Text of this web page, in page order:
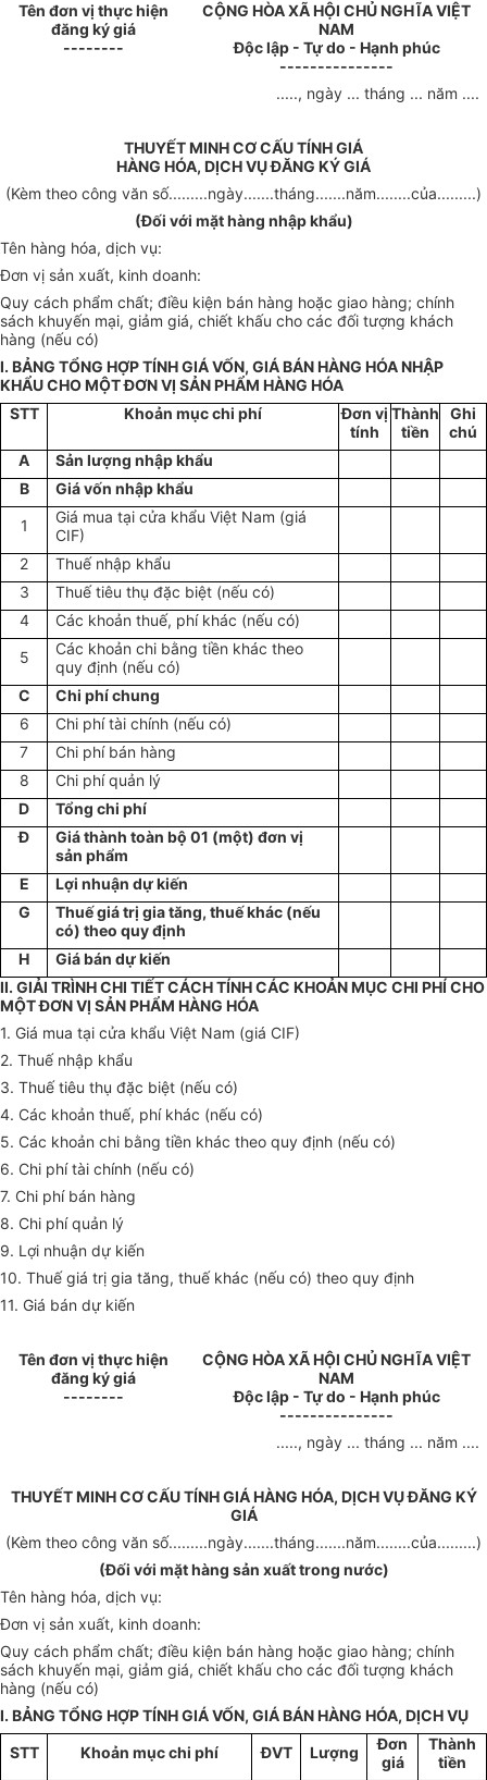
Tên đơn vị thực hiện
đăng ký giá
--------
CỘNG HÒA XÃ HỘI CHỦ NGHĨA VIỆT
NAM
Độc lập - Tự do - Hạnh phúc
---------------
....., ngày ... tháng ... năm ....
THUYẾT MINH CƠ CẤU TÍNH GIÁ
HÀNG HÓA, DỊCH VỤ ĐĂNG KÝ GIÁ
(Kèm theo công văn số.........ngày.......tháng.......năm........của.........)
(Đối với mặt hàng nhập khẩu)
Tên hàng hóa, dịch vụ:
Đơn vị sản xuất, kinh doanh:
Quy cách phẩm chất; điều kiện bán hàng hoặc giao hàng; chính
sách khuyến mại, giảm giá, chiết khấu cho các đối tượng khách
hàng (nếu có)
I. BẢNG TỔNG HỢP TÍNH GIÁ VỐN, GIÁ BÁN HÀNG HÓA NHẬP
KHẨU CHO MỘT ĐƠN VỊ SẢN PHẨM HÀNG HÓA
STT
Khoản mục chi phí
Đơn vị
tính
Thành
tiền
Ghi
chú
A
Sản lượng nhập khẩu
B
Giá vốn nhập khẩu
1
Giá mua tại cửa khẩu Việt Nam (giá
CIF)
2
Thuế nhập khẩu
3
Thuế tiêu thụ đặc biệt (nếu có)
4
Các khoản thuế, phí khác (nếu có)
5
Các khoản chi bằng tiền khác theo
quy định (nếu có)
C
Chi phí chung
6
Chi phí tài chính (nếu có)
7
Chi phí bán hàng
8
Chi phí quản lý
D
Tổng chi phí
Đ
Giá thành toàn bộ 01 (một) đơn vị
sản phẩm
E
Lợi nhuận dự kiến
G
Thuế giá trị gia tăng, thuế khác (nếu
có) theo quy định
H
Giá bán dự kiến
II. GIẢI TRÌNH CHI TIẾT CÁCH TÍNH CÁC KHOẢN MỤC CHI PHÍ CHO
MỘT ĐƠN VỊ SẢN PHẨM HÀNG HÓA
1. Giá mua tại cửa khẩu Việt Nam (giá CIF)
2. Thuế nhập khẩu
3. Thuế tiêu thụ đặc biệt (nếu có)
4. Các khoản thuế, phí khác (nếu có)
5. Các khoản chi bằng tiền khác theo quy định (nếu có)
6. Chi phí tài chính (nếu có)
7. Chi phí bán hàng
8. Chi phí quản lý
9. Lợi nhuận dự kiến
10. Thuế giá trị gia tăng, thuế khác (nếu có) theo quy định
11. Giá bán dự kiến
Tên đơn vị thực hiện
đăng ký giá
--------
CỘNG HÒA XÃ HỘI CHỦ NGHĨA VIỆT
NAM
Độc lập - Tự do - Hạnh phúc
---------------
....., ngày ... tháng ... năm ....
THUYẾT MINH CƠ CẤU TÍNH GIÁ HÀNG HÓA, DỊCH VỤ ĐĂNG KÝ
GIÁ
(Kèm theo công văn số.........ngày.......tháng.......năm........của.........)
(Đối với mặt hàng sản xuất trong nước)
Tên hàng hóa, dịch vụ:
Đơn vị sản xuất, kinh doanh:
Quy cách phẩm chất; điều kiện bán hàng hoặc giao hàng; chính
sách khuyến mại, giảm giá, chiết khấu cho các đối tượng khách
hàng (nếu có)
I. BẢNG TỔNG HỢP TÍNH GIÁ VỐN, GIÁ BÁN HÀNG HÓA, DỊCH VỤ
STT
Khoản mục chi phí ĐVT Lượng
Đơn
giá
Thành
tiền